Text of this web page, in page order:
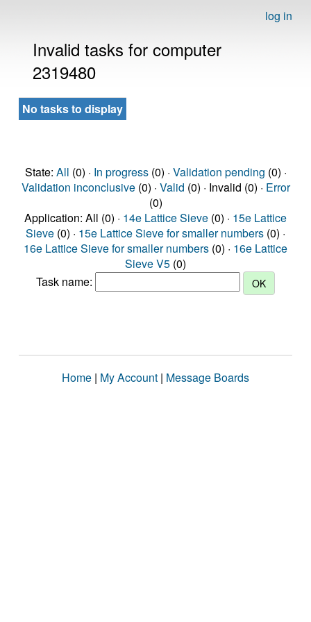
log in
Invalid tasks for computer
2319480
No tasks to display
State: All (0) · In progress(0) · Validation pending (0) ·
Validation inconclusive(0) · Valid (0) · Invalid (0) · Error
(0)
Application: All (0) · 14e Lattice Sieve (0) · 15e Lattice
Sieve (0) · 15e Lattice Sieve for smaller numbers (0) ·
16e Lattice Sieve for smaller numbers (0) · 16e Lattice
Sieve V5 (0)
Task name:
Home | My Account | Message Boards